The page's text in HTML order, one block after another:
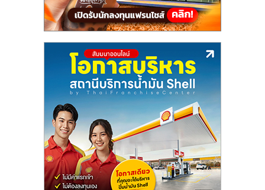
รวม
แฟ
ไชส์
ขาย
แฟ